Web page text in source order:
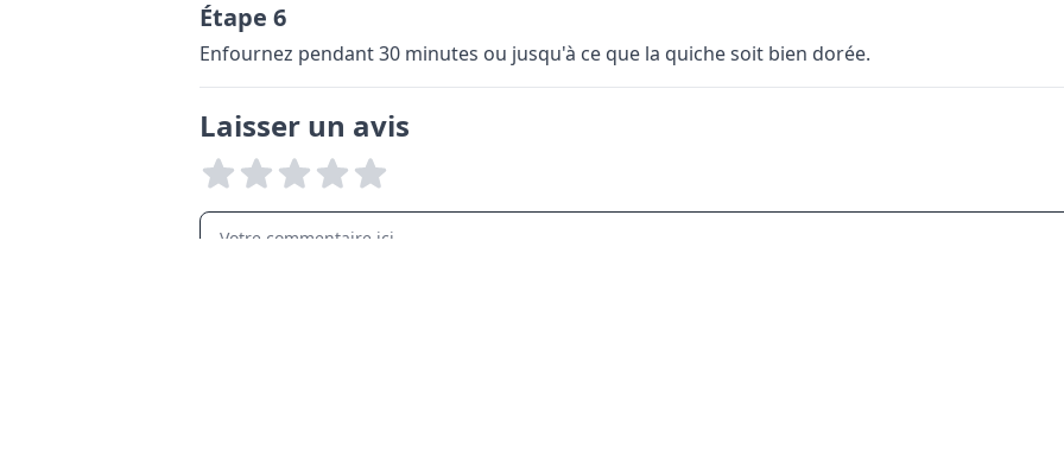
Étape 6
Enfournez pendant 30 minutes ou jusqu'à ce que la quiche soit bien dorée.
Laisser un avis